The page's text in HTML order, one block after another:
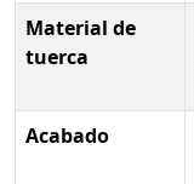
Material de
tuerca
Acabado